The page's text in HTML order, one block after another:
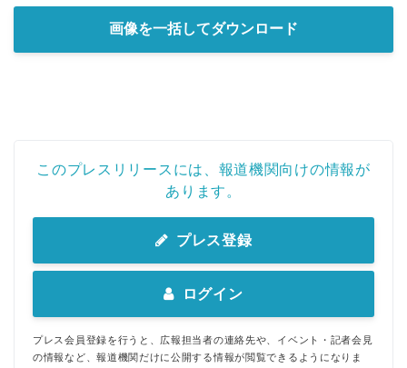
画像を一括してダウンロード
このプレスリリースには、報道機関向けの情報が
あります。
プレス登録
ログイン
プレス会員登録を行うと、広報担当者の連絡先や、イベント・記者会見
の情報など、報道機関だけに公開する情報が閲覧できるようになりま